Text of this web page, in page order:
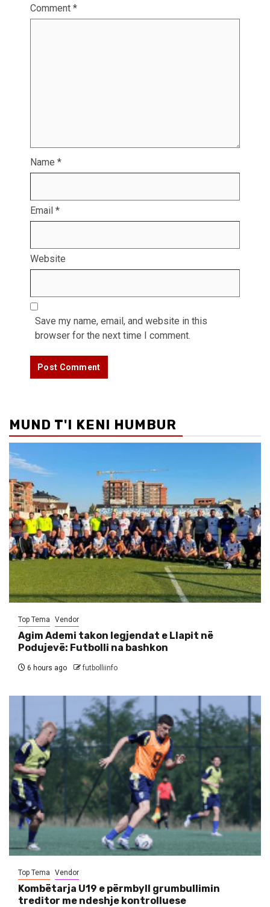
Comment *
Name *
Email *
Website
Save my name, email, and website in this
browser for the next time I comment.
MUND T'I KENI HUMBUR
Top Tema Vendor
Agim Ademi takon legjendat e Llapit në
Podujevë: Futbolli na bashkon
6 hours ago futbolliinfo
Top Tema Vendor
Kombëtarja U19 e përmbyll grumbullimin
treditor me ndeshje kontrolluese